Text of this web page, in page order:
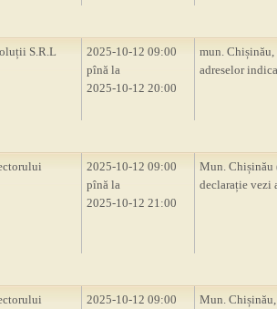
S.R.L
2025-10-12 09:00
pînă la
2025-10-12 20:00
mun.
adreselor
2025-10-12 09:00
pînă la
2025-10-12 21:00
Mun. Chișinău
declarație vezi
2025-10-12 09:00
Mun. Chișinău,